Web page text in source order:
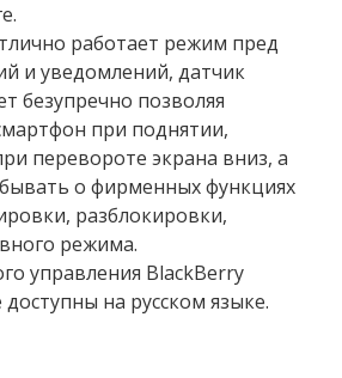
работает режим пред
и уведомлений, датчик
безупречно позволяя
при поднятии,
перевороте экрана вниз, а
о фирменных функциях
разблокировки,
режима.
управления BlackBerry
на русском языке.